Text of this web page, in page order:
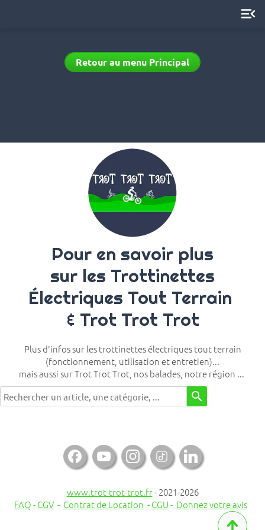
Retour au menu Principal
Pour en savoir plus
sur les Trottinettes
Électriques Tout Terrain
& Trot Trot Trot
Plus d'infos sur les trottinettes électriques tout terrain
(fonctionnement, utilisation et entretien)...
mais aussi sur Trot Trot Trot, nos balades, notre région ...
search

www.trot-trot-trot.fr- 2021-2026
FAQ-CGV - Contrat de Location -CGU- Donnez votre avis
menu_open